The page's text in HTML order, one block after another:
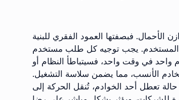
فبصفتها العمود الفقري للبنية
المستخدم. يجب توجيه كل طلب مستخدم
واحد في وقت واحد، فسيتباطأ النظام أو
الأنسب، مما يضمن سلاسة التشغيل.
تعطل أحد الخوادم، تُنقل الحركة إلى